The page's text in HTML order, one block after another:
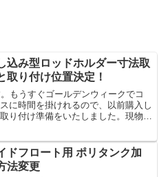
込み型ロッドホルダー寸法取
取り付け位置決定！
もうすぐゴールデンウィークでコ
に時間を掛けれるので、以前購入し
り付け準備をいたしました。現物が
ドフロート用 ポリタンク加
法変更